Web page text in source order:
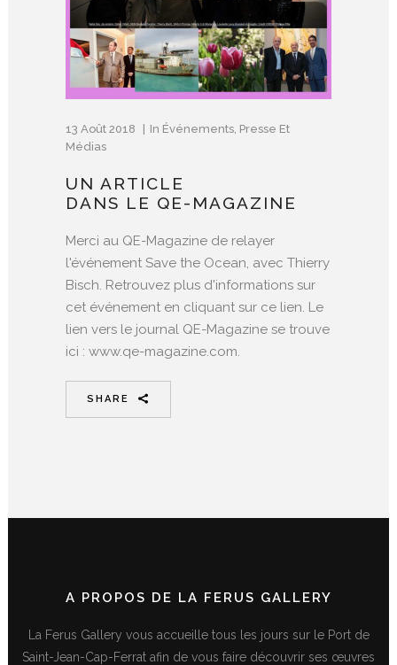
13 Août 2018 In Événements Presse Et
Médias
UN ARTICLE
DANS LE QE-MAGAZINE
Merci au QE-Magazine de relayer
l'événement Save the Ocean, avec Thierry
Bisch. Retrouvez plus d'informations sur
cet événement en cliquant sur ce lien. Le
lien vers le journal QE-Magazine se trouve
ici : www.qe-magazine.com.
SHARE
A PROPOS DE LA FERUS GALLERY
La Ferus Gallery vous accueille tous les jours sur le Port de
Saint-Jean-Cap-Ferrat afin de vous faire découvrir ses œuvres